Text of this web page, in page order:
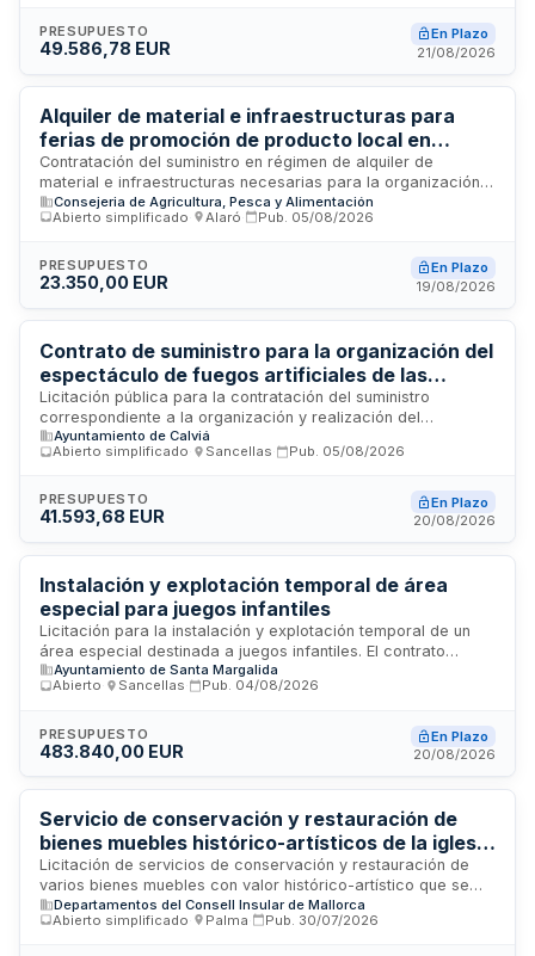
mejorando su posicionamiento y contribuyendo a la
diversificación de la oferta turística de la isla. El patrocinador
precio sin IVA del patrocinio adjudicado, con entrega de
material fotográfico y audiovisual de alta calidad.
PRESUPUESTO
49.586,78 EUR
En Plazo
21/08/2026
Alquiler de material e infraestructuras para
ferias de promoción de producto local en
Mallorca
Contratación del suministro en régimen de alquiler de
material e infraestructuras necesarias para la organización
de ferias locales de promoción de producto balear. El
servicio incluye el montaje y desmontaje de estructuras para
Sant Vicenç, dirigidos al público local, visitantes y turistas
con objeto de fomentar el consumo de productos de
iniciativa se enmarca en el Plan de Promoción del Producto
Local 2025-2027 financiado por el Fondo de Impulso al
Turismo Sostenible.
Consejeria de Agricultura, Pesca y Alimentación
Abierto simplificado
Alaró Pub. 05/08/2026
PRESUPUESTO
23.350,00 EUR
En Plazo
19/08/2026
Contrato de suministro para la organización del
espectáculo de fuegos artificiales de las
Fiestas del Rei En Jaume 2026 - Ayuntamiento
de Calvià
Licitación pública para la contratación del suministro
correspondiente a la organización y realización del
espectáculo de fuegos artificiales de las Fiestas del Rei En
Jaume 2026. El Ayuntamiento de Calvià licita este contrato de
a prórroga de tres años adicionales y posible modificación
presupuestaria. La ejecución debe cumplir criterios de
establecidos por la administración local.
Ayuntamiento de Calviá
Abierto simplificado
Sancellas Pub. 05/08/2026
PRESUPUESTO
41.593,68 EUR
En Plazo
20/08/2026
Instalación y explotación temporal de área
especial para juegos infantiles
Licitación para la instalación y explotación temporal de un
área especial destinada a juegos infantiles. El contrato
comprende las actividades de montaje, funcionamiento y
gestión de las instalaciones de juego durante el período
solvencia económica, financiera y técnica mediante
documentación oficial y certificados de trabajos anteriores
Ayuntamiento de Santa Margalida
Abierto
Sancellas Pub. 04/08/2026
PRESUPUESTO
483.840,00 EUR
En Plazo
20/08/2026
Servicio de conservación y restauración de
bienes muebles histórico-artísticos de la iglesia
de La Anunciación La Sang - Consell de
Mallorca
Licitación de servicios de conservación y restauración de
varios bienes muebles con valor histórico-artístico que se
conservan en la iglesia de La Anunciación La Sang de Palma.
El Consell de Mallorca, a través de la Dirección Insular de
Departamentos del Consell Insular de Mallorca
Abierto simplificado
Palma Pub. 30/07/2026